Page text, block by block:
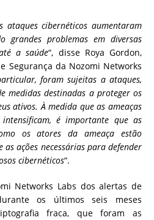
ataques cibernéticos aumentaram
grandes problemas em diversas
a saúde“, disse Roya Gordon,
Segurança da Nozomi Networks
foram sujeitas a ataques,
medidas destinadas a proteger os
ativos. À medida que as ameaças
é importante que as
os atores da ameaça estão
as ações necessárias para defender
cibernéticos“.
Networks Labs dos alertas de
os últimos seis meses
fraca, que foram as